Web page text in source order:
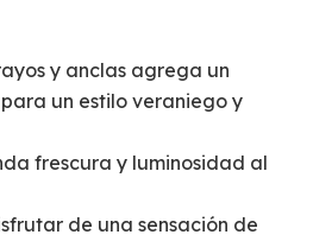
y anclas agrega un
un estilo veraniego y
frescura y luminosidad al
de una sensación de